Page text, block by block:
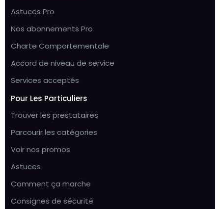
Astuces Pro
Nos abonnements Pro
Charte Comportementale
Accord de niveau de service
Services acceptés
Pour Les Particuliers
Trouver les prestataires
Parcourir les catégories
Voir nos promos
Astuces
Comment ça marche
Consignes de sécurité